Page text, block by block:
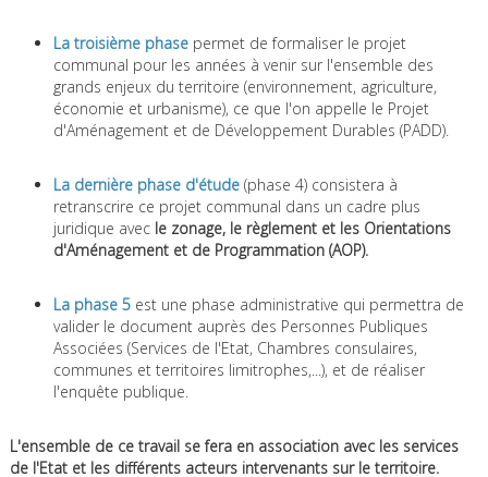
La troisième phase permet de formaliser le projet
communal pour les années à venir sur l'ensemble des
grands enjeux du territoire (environnement, agriculture,
économie et urbanisme), ce que l'on appelle le Projet
d'Aménagement et de Développement Durables (PADD).
La dernière phase d'étude(phase 4) consistera à
retranscrire ce projet communal dans un cadre plus
juridique avec le zonage, le règlement et les Orientations
d'Aménagement et de Programmation (AOP).
La phase 5 est une phase administrative qui permettra de
valider le document auprès des Personnes Publiques
Associées (Services de l'Etat, Chambres consulaires,
communes et territoires limitrophes,...), et de réaliser
l'enquête publique.
L'ensemble de ce travail se fera en association avec les services
de l'Etat et les différents acteurs intervenants sur le territoire.